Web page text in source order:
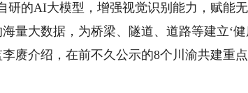
的AI大模型，增强视觉识别能力，赋能
量大数据，为桥梁、隧道、道路等建立‘
赓介绍，在前不久公示的8个川渝共建重